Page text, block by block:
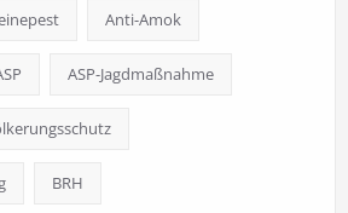
Anti-Amok
ASP-Jagdmaßnahme
BRH